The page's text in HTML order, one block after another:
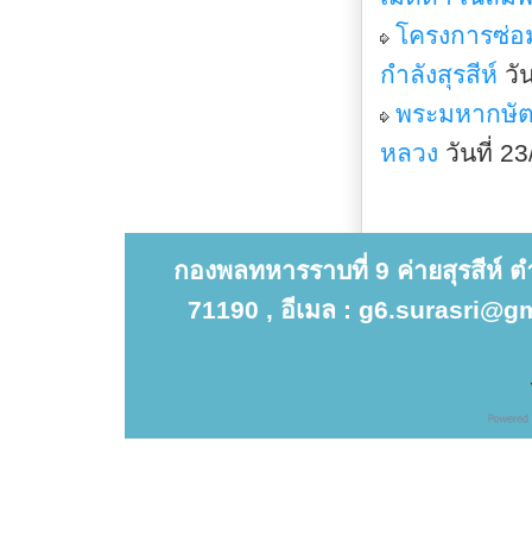
โครงการซ่
กำลังสุรสีห์ วั
พระมหากษั
หลวง วันที่
กองพลทหารราบที่ 9 ค่ายสุรสีห์
71190 , อีเมล :